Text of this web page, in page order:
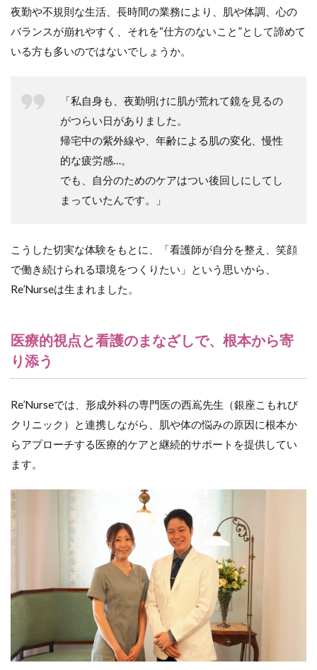
夜勤や不規則な生活、長時間の業務により、肌や体調、心の
バランスが崩れやすく、それを“仕方のないこと”として諦めて
いる方も多いのではないでしょうか。
「私自身も、夜勤明けに肌が荒れて鏡を見るの
がつらい日がありました。
帰宅中の紫外線や、年齢による肌の変化、慢性
的な疲労感…。
でも、自分のためのケアはつい後回しにしてし
まっていたんです。」
こうした切実な体験をもとに、「看護師が自分を整え、笑顔
で働き続けられる環境をつくりたい」という思いから、
Re’Nurseは生まれました。
医療的視点と看護のまなざしで、根本から寄
り添う
Re’Nurseでは、形成外科の専門医の西嶌先生（銀座こもれび
クリニック）と連携しながら、肌や体の悩みの原因に根本か
らアプローチする医療的ケアと継続的サポートを提供してい
ます。